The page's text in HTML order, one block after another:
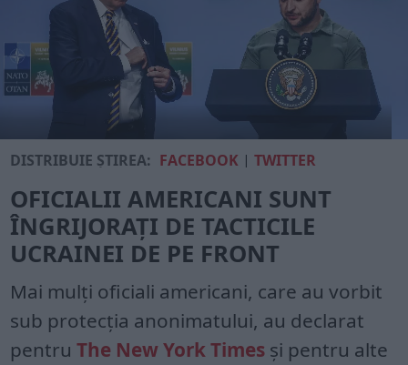
DISTRIBUIE ȘTIREA: FACEBOOK |TWITTER
OFICIALII AMERICANI SUNT
ÎNGRIJORAȚI DE TACTICILE
UCRAINEI DE PE FRONT
Mai mulți oficiali americani, care au vorbit
sub protecția anonimatului, au declarat
pentruThe New York Times și pentru alte